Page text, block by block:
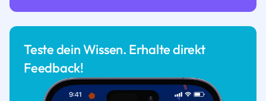
Teste dein Wissen. Erhalte direkt
Feedback!